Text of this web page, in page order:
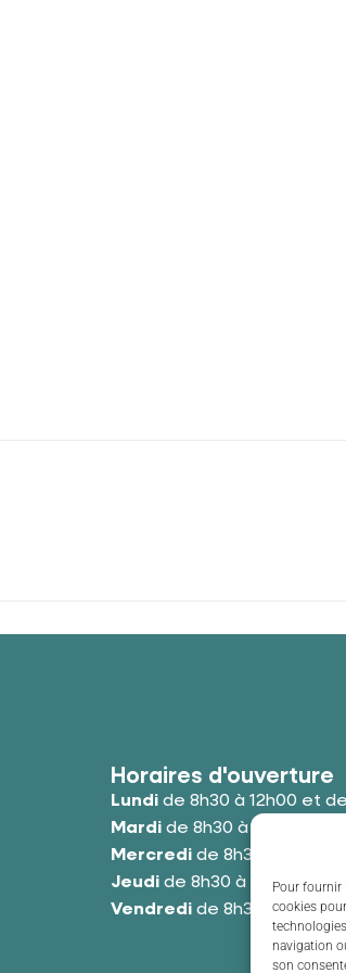
Pour fournir
cookies
navigation
son
Horaires d'ouverture
Lundide 8h30 à 12h00 et de
Mardide 8h30 à 12h00 et de
Mercredide 8h30 à 12h00
Jeudide 8h30 à 12h00 et
Vendredide 8h30 à 12h00